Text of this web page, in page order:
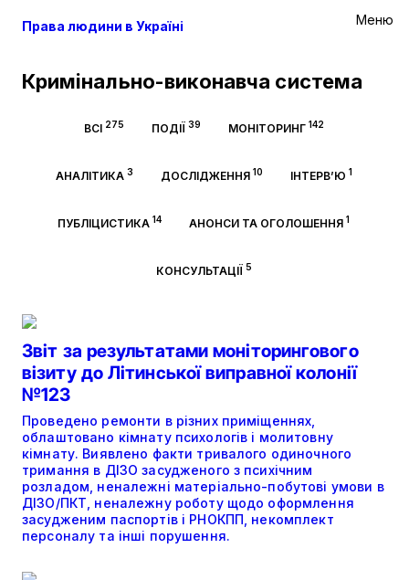
Меню
Права людини в Україні
Кримінально-виконавча система
ВСІ275 ПОДІЇ39 МОНІТОРИНГ142
АНАЛІТИКА 3 ДОСЛІДЖЕННЯ10 ІНТЕРВ’Ю 1
ПУБЛІЦИСТИКА 14 АНОНСИ ТА ОГОЛОШЕННЯ 1
КОНСУЛЬТАЦІЇ5
Звіт за результатами моніторингового
візиту до Літинської виправної колонії
№123
Проведено ремонти в різних приміщеннях,
облаштовано кімнату психологів і молитовну
кімнату. Виявлено факти тривалого одиночного
тримання в ДІЗО засудженого з психічним
розладом, неналежні матеріально-побутові умови в
ДІЗО/ПКТ, неналежну роботу щодо оформлення
засудженим паспортів і РНОКПП, некомплект
персоналу та інші порушення.